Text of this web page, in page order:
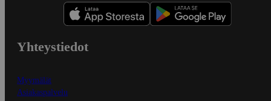
Yhteystiedot
Myymälät
Asiakaspalvelu